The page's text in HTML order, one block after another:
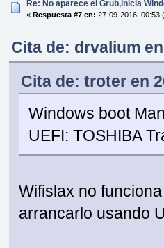
Re: No aparece el Grub,inicia
« Respuesta #7 en: 27-09-2016, 00:53
Cita de: drvalium
Cita de: troter en
Windows boot
UEFI: TOSHIBA
Wifislax no
arrancarlo usando